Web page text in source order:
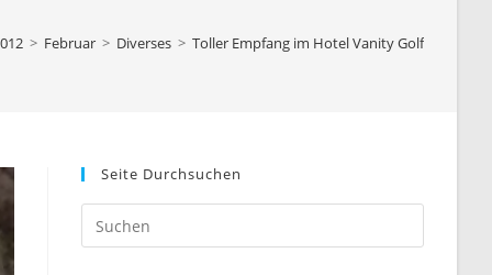
> Februar > Diverses > Toller Empfang im Hotel Vanity Golf
Seite Durchsuchen
Escape